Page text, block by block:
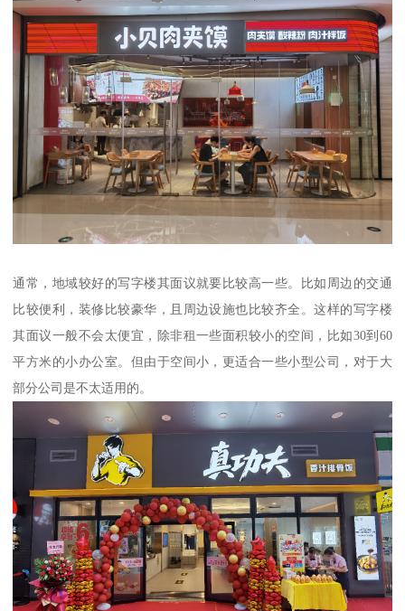
通常，地域较好的写字楼其面议就要比较高一些。比如周边的交通
比较便利，装修比较豪华，且周边设施也比较齐全。这样的写字楼
其面议一般不会太便宜，除非租一些面积较小的空间，比如30到60
平方米的小办公室。但由于空间小，更适合一些小型公司，对于大
部分公司是不太适用的。